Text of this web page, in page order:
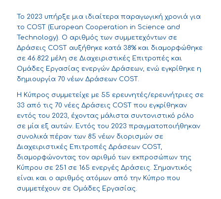
Το 2023 υπήρξε μια ιδιαίτερα παραγωγική χρονιά για
το COST (European Cooperation in Science and
Technology). Ο αριθμός των συμμετεχόντων σε
Δράσεις COST αυξήθηκε κατά 38% και διαμορφώθηκε
σε 46.822 μέλη σε Διαχειριστικές Επιτροπές και
Ομάδες Εργασίας ενεργών Δράσεων, ενώ εγκρίθηκε η
δημιουργία 70 νέων Δράσεων COST.
Η Κύπρος συμμετείχε με 55 ερευνητές/ερευνήτριες σε
33 από τις 70 νέες Δράσεις COST που εγκρίθηκαν
εντός του 2023, έχοντας μάλιστα συντονιστικό ρόλο
σε μία εξ αυτών. Εντός του 2023 πραγματοποιήθηκαν
συνολικά πέραν των 85 νέων διορισμών σε
Διαχειριστικές Επιτροπές Δράσεων COST,
διαμορφώνοντας τον αριθμό των εκπροσώπων της
Κύπρου σε 251 σε 165 ενεργές Δράσεις. Σημαντικός
είναι και ο αριθμός ατόμων από την Κύπρο που
συμμετέχουν σε Ομάδες Εργασίας.